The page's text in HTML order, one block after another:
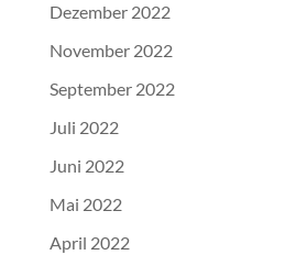
Dezember 2022
November 2022
September 2022
Juli 2022
Juni 2022
Mai 2022
April 2022